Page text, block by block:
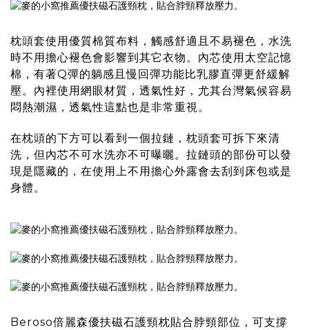
枕頭套使用優質棉質布料，觸感舒適且不易褪色，水洗
時不用擔心褪色會影響到其它衣物。內芯使用太空記憶
棉，有著Q彈的躺感且慢回彈功能比乳膠直彈更舒緩解
壓。內裡使用網眼材質，透氣性好，尤其台灣氣候容易
悶熱潮濕，透氣性這點也是非常重視。
在枕頭的下方可以看到一個拉鏈，枕頭套可拆下來清
洗，但內芯不可水洗亦不可曝曬。拉鏈頭的部份可以發
現是隱藏的，在使用上不用擔心外露會去刮到床包或是
身體。
Beroso倍麗森優扶磁石護頸枕貼合脖頸部位，可支撐